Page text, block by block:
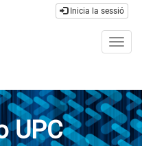
Inicia la sessió
UPC